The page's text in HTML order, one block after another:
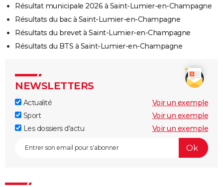
Résultat municipale 2026 à Saint-Lumier-en-Champagne
Résultats du bac à Saint-Lumier-en-Champagne
Résultats du brevet à Saint-Lumier-en-Champagne
Résultats du BTS à Saint-Lumier-en-Champagne
NEWSLETTERS
Actualité
Voir un exemple
Sport
Voir un exemple
Les dossiers d'actu
Voir un exemple